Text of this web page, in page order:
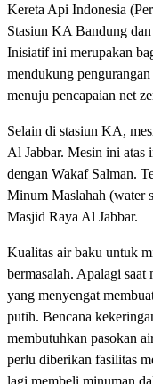
Kereta Api Indonesia
Stasiun KA Bandung
Inisiatif ini merupakan
mendukung
menuju pencapaian net
Selain di stasiun KA,
Al Jabbar. Mesin ini atas
dengan Wakaf Salman.
Minum Maslahah (water
Masjid Raya Al Jabbar.
Kualitas air baku untuk
bermasalah. Apalagi saat
yang menyengat
putih. Bencana
membutuhkan pasokan
perlu diberikan fasilitas
lagi membeli minuman